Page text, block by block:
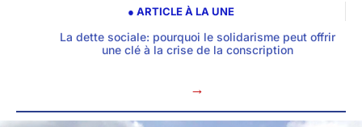
● ARTICLE À LA UNE
La dette sociale: pourquoi le solidarisme peut offrir
une clé à la crise de la conscription
→